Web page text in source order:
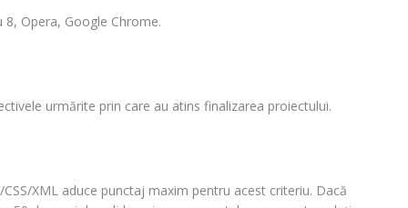
Opera, Google Chrome.
urmărite prin care au atins finalizarea proiectului.
XML aduce punctaj maxim pentru acest criteriu. Dacă